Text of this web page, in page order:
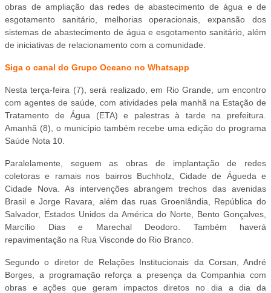
obras de ampliação das redes de abastecimento de água e de
esgotamento sanitário, melhorias operacionais, expansão dos
sistemas de abastecimento de água e esgotamento sanitário, além
de iniciativas de relacionamento com a comunidade.
Siga o canal do Grupo Oceano no Whatsapp
Nesta terça-feira (7), será realizado, em Rio Grande, um encontro
com agentes de saúde, com atividades pela manhã na Estação de
Tratamento de Água (ETA) e palestras à tarde na prefeitura.
Amanhã (8), o município também recebe uma edição do programa
Saúde Nota 10.
Paralelamente, seguem as obras de implantação de redes
coletoras e ramais nos bairros Buchholz, Cidade de Águeda e
Cidade Nova. As intervenções abrangem trechos das avenidas
Brasil e Jorge Ravara, além das ruas Groenlândia, República do
Salvador, Estados Unidos da América do Norte, Bento Gonçalves,
Marcílio Dias e Marechal Deodoro. Também haverá
repavimentação na Rua Visconde do Rio Branco.
Segundo o diretor de Relações Institucionais da Corsan, André
Borges, a programação reforça a presença da Companhia com
obras e ações que geram impactos diretos no dia a dia da